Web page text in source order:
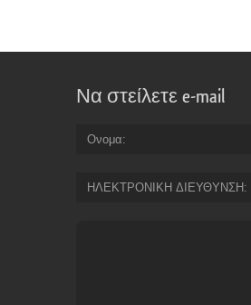
Να στείλετε e-mail
Ονομα
ΗΛΕΚΤΡΟΝΙΚΗ ΔΙΕΥΘΥΝΣΗ